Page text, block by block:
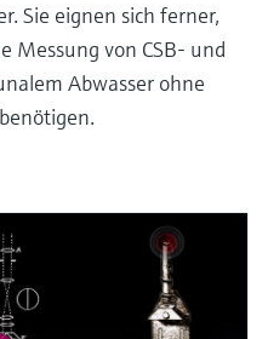
Sie eignen sich ferner,
Messung von CSB- und
Abwasser ohne